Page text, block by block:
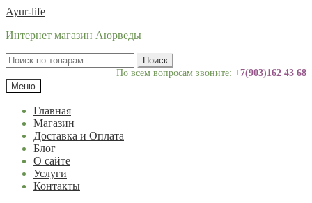
Перейти
навигации
Перейти
содержимому
Ayur-life
Интернет магазин Аюрведы
Искать:
Поиск
По всем вопросам звоните: +7(903)162 43 68
Меню
Главная
Магазин
Доставка и Оплата
Блог
О сайте
Услуги
Контакты